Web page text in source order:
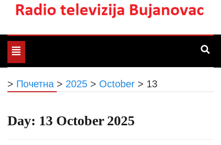
РТБ Бујановац
Toggle
navigation
> Почетна > 2025 > October > 13
Day: 13 October 2025